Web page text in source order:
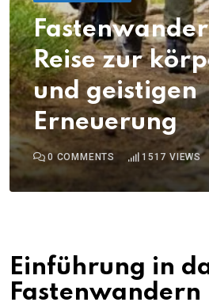
Reise zur
und geistigen
Erneuerung
0 COMMENTS 1517 VIEWS
Einführung in
Fastenwandern